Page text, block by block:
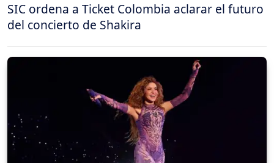
SIC ordena a Ticket Colombia aclarar el futuro
del concierto de Shakira